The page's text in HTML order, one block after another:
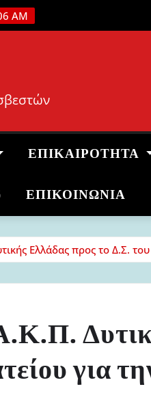
AM
ΕΠΙΚΑΙΡΌΤΗΤΑ
ΕΠΙΚΟΙΝΩΝΙΑ
Ελλάδας προς το Δ.Σ.
για